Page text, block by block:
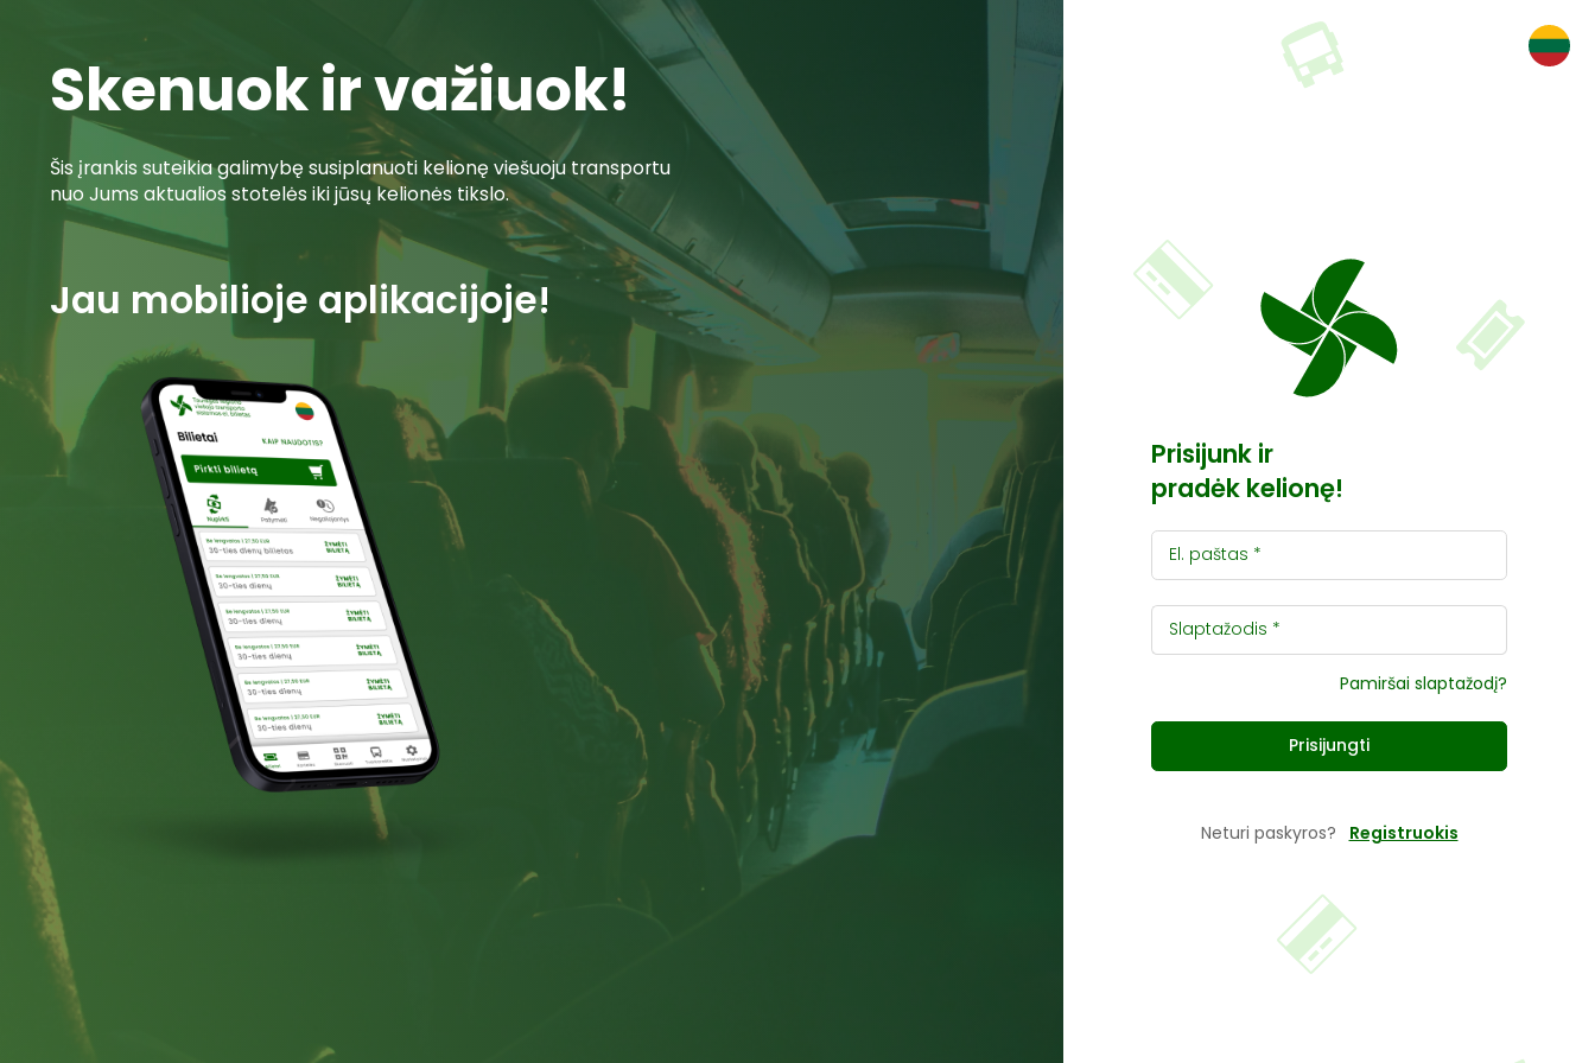
Skenuok ir važiuok!
Šis įrankis suteikia galimybę susiplanuoti kelionę viešuoju transportu
nuo Jums aktualios stotelės iki jūsų kelionės tikslo.
Jau mobilioje aplikacijoje!
Prisijunk ir
pradėk kelionę!
El. paštas
Slaptažodis
Pamiršai slaptažodį?
Prisijungti
Neturi paskyros? Registruokis